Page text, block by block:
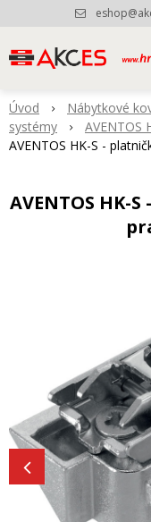
Úvod Nábytkové
systémy
AVENTOS
AVENTOS HK-S -
AVENTOS HK-